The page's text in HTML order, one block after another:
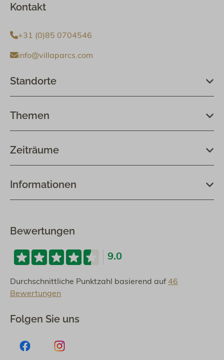
Kontakt
+31 (0)85 0704546
info@villaparcs.com
Standorte
Themen
Zeiträume
Informationen
Bewertungen
9.0
Durchschnittliche Punktzahl basierend auf 46
Bewertungen
Folgen Sie uns